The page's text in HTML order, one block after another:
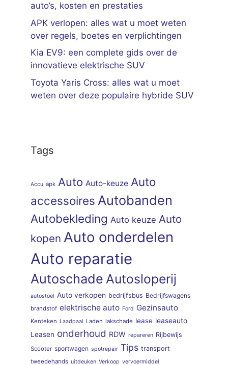
auto’s, kosten en prestaties
APK verlopen: alles wat u moet weten
over regels, boetes en verplichtingen
Kia EV9: een complete gids over de
innovatieve elektrische SUV
Toyota Yaris Cross: alles wat u moet
weten over deze populaire hybride SUV
Tags
Accu apk Auto Auto-keuze Auto
accessoires Autobanden
Autobekleding Auto keuze Auto
kopen Auto onderdelen
Auto reparatie
Autoschade Autosloperij
autostoel Auto verkopen bedrijfsbus Bedrijfswagens
brandstof elektrische auto Ford Gezinsauto
Kenteken Laadpaal Laden lakschade lease leaseauto
Leasen onderhoud RDW repareren Rijbewijs
Scooter sportwagen spotrepair Tips transport
tweedehands uitdeuken Verkoop vervoermiddel